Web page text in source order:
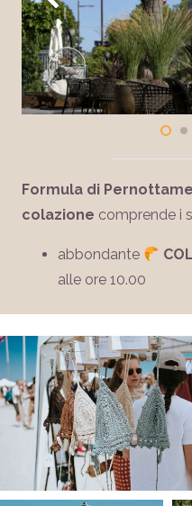
Formula di
colazione comprende i
abbondante
alle ore 10.00